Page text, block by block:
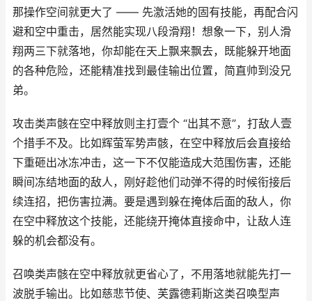
那操作空间就更大了 —— 先激活她的固有技能，再配合闪
避和空中重击，居然能实现八段滑翔！想象一下，别人滑
翔两三下就落地，你却能在天上飘来飘去，既能躲开地面
的各种危险，还能精准找到最佳输出位置，简直帅到没兄
弟。
攻击类声骸在空中释放则主打壹个 “出其不意”，打敌人壹
个措手不及。比如辉萤军势声骸，在空中释放后会直接给
下重砸出冰冻冲击，这一下不仅能造成大范围伤害，还能
瞬间冻结地面的敌人，刚好趁他们动弹不得的时候衔接后
续连招，把伤害拉满。要是遇到躲在掩体后面的敌人，你
在空中释放这个技能，还能绕开掩体直接命中，让敌人连
躲的机会都没有。
召唤类声骸在空中释放就更省心了，不用落地就能先打一
波脱手输出。比如慈悲节使、芙露德莉斯这类召唤型声